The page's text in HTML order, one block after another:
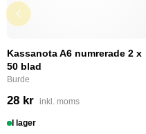
Kassanota A6 numrerade 2 x
50 blad
Burde
28 kr inkl. moms
I lager